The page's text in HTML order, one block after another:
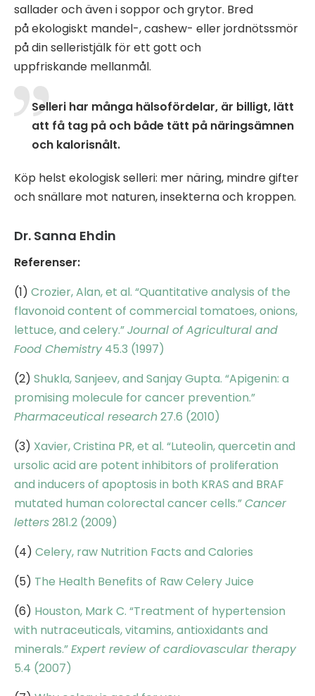
sallader och även i soppor och grytor. Bred
på ekologiskt mandel-, cashew- eller jordnötssmör
på din selleristjälk för ett gott och
uppfriskande mellanmål.
Selleri har många hälsofördelar, är billigt, lätt
att få tag på och både tätt på näringsämnen
och kalorisnålt.
Köp helst ekologisk selleri: mer näring, mindre gifter
och snällare mot naturen, insekterna och kroppen.
Dr. Sanna Ehdin
Referenser:
(1) Crozier, Alan, et al. “Quantitative analysis of the
flavonoid content of commercial tomatoes, onions,
lettuce, and celery.”Journal of Agricultural and
Food Chemistry45.3 (1997)
(2) Shukla, Sanjeev, and Sanjay Gupta. “Apigenin: a
promising molecule for cancer prevention.”
Pharmaceutical research27.6 (2010)
(3) Xavier, Cristina PR, et al. “Luteolin, quercetin and
ursolic acid are potent inhibitors of proliferation
and inducers of apoptosis in both KRAS and BRAF
mutated human colorectal cancer cells.”Cancer
letters281.2 (2009)
(4) Celery, raw Nutrition Facts and Calories
(5) The Health Benefits of Raw Celery Juice
(6) Houston, Mark C. “Treatment of hypertension
with nutraceuticals, vitamins, antioxidants and
minerals.”Expert review of cardiovascular therapy
5.4 (2007)